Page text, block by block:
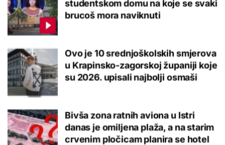
studentskom domu na koje se svaki
brucoš mora naviknuti
Ovo je 10 srednjoškolskih smjerova
u Krapinsko-zagorskoj županiji koje
su 2026. upisali najbolji osmaši
Bivša zona ratnih aviona u Istri
danas je omiljena plaža, a na starim
crvenim pločicam planira se hotel